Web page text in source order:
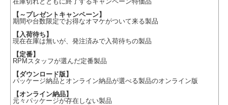
【～プレゼントキャンペーン】
期間や台数限定でお得なオマケがついて来る製品
【入荷待ち】
現在在庫は無いが、発注済みで入荷待ちの製品
【定番】
RPMスタッフが選んだ定番製品
【ダウンロード版】
パッケージ納品とオンライン納品が選べる製品のオンライン版
【オンライン納品】
元々パッケージが存在しない製品